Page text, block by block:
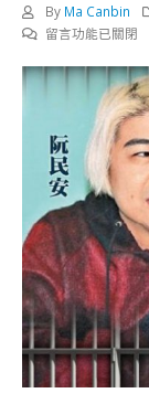
By Ma Canbin
在
港
阮
民
安
涉
煽
动
意
图
行
为
及
洗
留言功能已關閉